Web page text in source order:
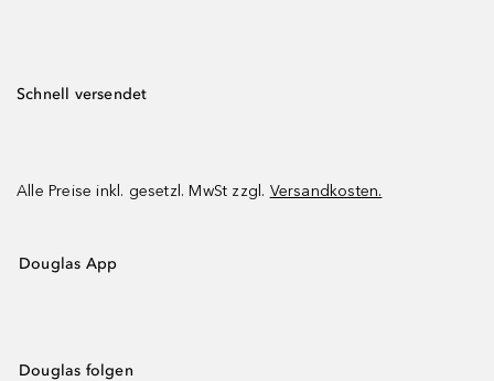
Schnell versendet
Alle Preise inkl. gesetzl. MwSt zzgl. Versandkosten.
Douglas App
Douglas folgen